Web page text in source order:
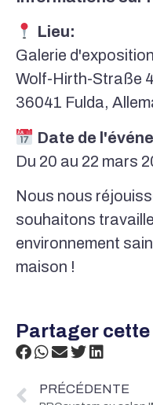
Lieu:
Galerie
Wolf-Hirth-Straße
36041 Fulda,
Date de
Du 20 au 22 mars
Nous nous
souhaitons
environnement
maison !
Partager
PRÉCÉDENTE